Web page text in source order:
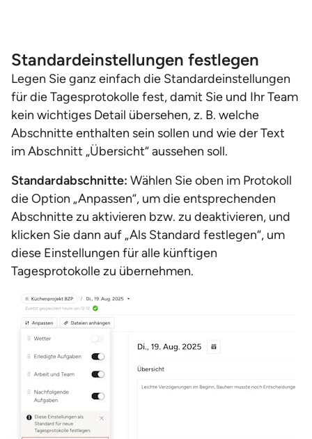
Standardeinstellungen festlegen
Legen Sie ganz einfach die Standardeinstellungen
für die Tagesprotokolle fest, damit Sie und Ihr Team
kein wichtiges Detail übersehen, z. B. welche
Abschnitte enthalten sein sollen und wie der Text
im Abschnitt „Übersicht“ aussehen soll.
Standardabschnitte: Wählen Sie oben im Protokoll
die Option „Anpassen“, um die entsprechenden
Abschnitte zu aktivieren bzw. zu deaktivieren, und
klicken Sie dann auf „Als Standard festlegen“, um
diese Einstellungen für alle künftigen
Tagesprotokolle zu übernehmen.